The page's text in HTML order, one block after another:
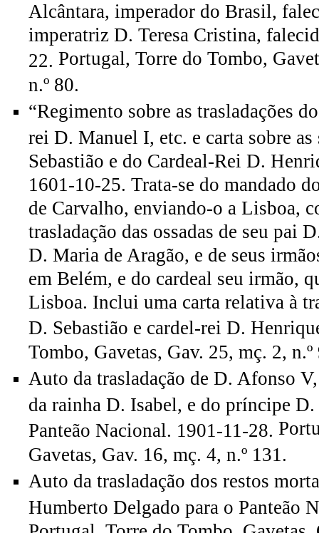
Alcântara, imperador do Brasil,
imperatriz D. Teresa Cristina,
22. Portugal, Torre do Tombo,
n.º 80.
“Regimento sobre as trasladações
rei D. Manuel I, etc. e carta sobre
Sebastião e do Cardeal-Rei D.
1601-10-25. Trata-se do mandado
de Carvalho, enviando-o a Lisboa,
trasladação das ossadas de seu pai
D. Maria de Aragão, e de seus
em Belém, e do cardeal seu irmão,
Lisboa. Inclui uma carta relativa à
D. Sebastião e cardel-rei D.
Tombo, Gavetas, Gav. 25, mç. 2, n.º
Auto da trasladação de D. Afonso
da rainha D. Isabel, e do príncipe
Panteão Nacional. 1901-11-28.
Gavetas, Gav. 16, mç. 4, n.º 131.
Auto da trasladação dos restos
Humberto Delgado para o Panteão